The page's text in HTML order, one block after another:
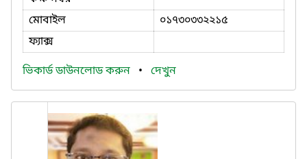
মোবাইল
০১৭৩০৩৩২২১৫
ফ্যাক্স
ভিকার্ড ডাউনলোড করুন • দেখুন